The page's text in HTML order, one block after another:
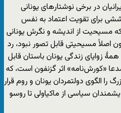
در برخی نوشتارهای یونانی
برای تقویت اعتماد به نفس
مسیحیت از اندیشه و نگرش یونانی
اصلاً مسیحیتی قابل تصور نبود، رد
زوایای زندگی یونان باستان قابل
«کورش‌نامه» اثر گزنفون است، که
الگوی دولتمردان یونان و روم قرار
سیاسی از ماکیاولی تا روسو